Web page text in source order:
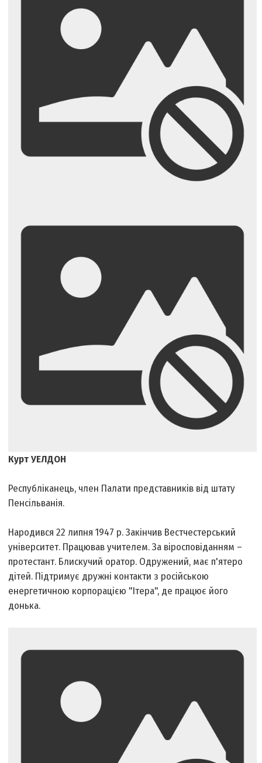
Курт УЕЛДОН
Республіканець, член Палати представників від штату
Пенсільванія.
Народився 22 липня 1947 р. Закінчив Вестчестерський
університет. Працював учителем. За віросповіданням –
протестант. Блискучий оратор. Одружений, має п'ятеро
дітей. Підтримує дружні контакти з російською
енергетичною корпорацією "Ітера", де працює його
донька.